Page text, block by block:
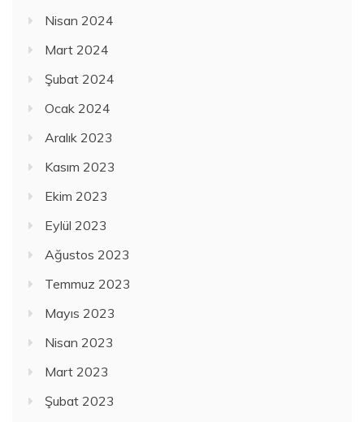
Nisan 2024
Mart 2024
Şubat 2024
Ocak 2024
Aralık 2023
Kasım 2023
Ekim 2023
Eylül 2023
Ağustos 2023
Temmuz 2023
Mayıs 2023
Nisan 2023
Mart 2023
Şubat 2023